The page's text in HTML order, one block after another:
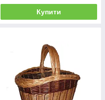
Купити